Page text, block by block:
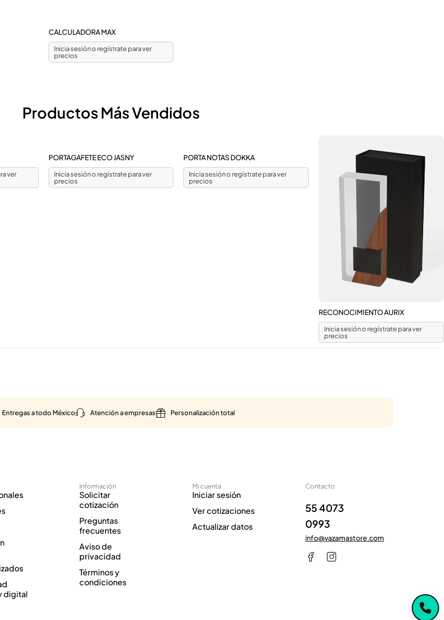
CALCULADORA MAX
Inicia sesión o regístrate para ver
precios
Productos Más Vendidos
ver
PORTAGAFETE ECO JASNY
Inicia sesión o regístrate para ver
precios
PORTA NOTAS DOKKA
Inicia sesión o regístrate para ver
precios
RECONOCIMIENTO AURIX
Inicia sesión o regístrate para ver
precios
Entregas a todo México Atención a empresas Personalización total
digital
Información
Solicitar
cotización
Preguntas
frecuentes
Aviso de
privacidad
Términos y
condiciones
Mi cuenta
Iniciar sesión
Ver cotizaciones
Actualizar datos
Contacto
55 4073
0993
info@vazamastore.com